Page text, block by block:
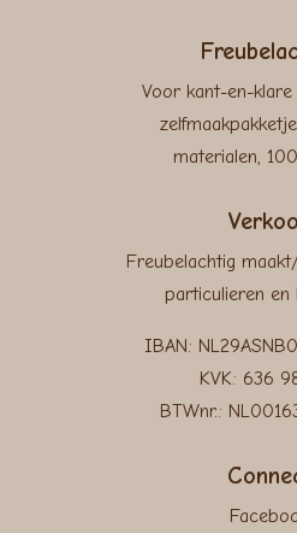
Voor kant-en-klare
materialen,
Freubelachtig
particulieren en
IBAN:
KVK: 636
BTWnr.: